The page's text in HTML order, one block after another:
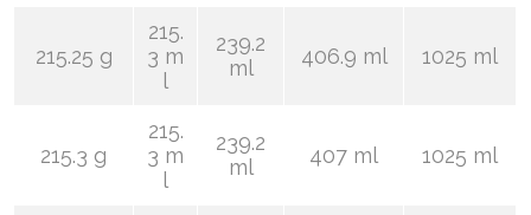
215.25 g
215.
3 m
l
239.2
ml
406.9 ml 1025 ml
215.3 g
215.
3 m
l
239.2
ml
407 ml 1025 ml